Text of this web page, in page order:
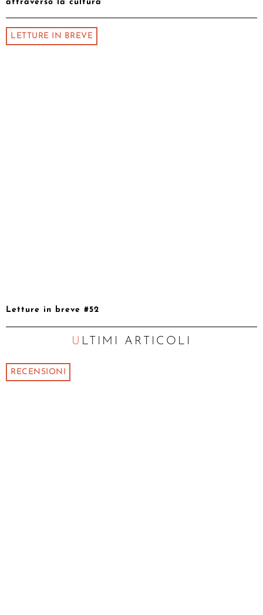
attraverso la cultura
LETTURE IN BREVE
Letture in breve #52
ULTIMI ARTICOLI
RECENSIONI